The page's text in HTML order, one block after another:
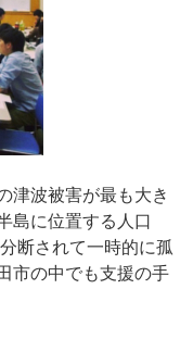
津波被害が最も大き
島に位置する人口
断されて一時的に孤
市の中でも支援の手